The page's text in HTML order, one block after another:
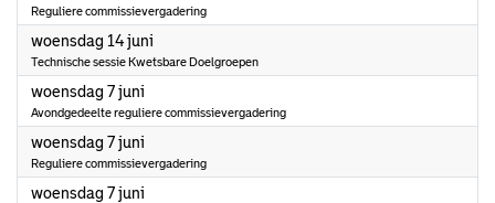
Reguliere commissievergadering
woensdag 14 juni
Technische sessie Kwetsbare Doelgroepen
woensdag 7 juni
Avondgedeelte reguliere commissievergadering
woensdag 7 juni
Reguliere commissievergadering
woensdag 7 juni